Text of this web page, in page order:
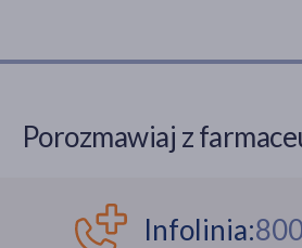
Porozmawiaj z
Infolinia: